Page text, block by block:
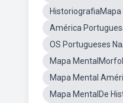
HistoriografiaMapa
América
OS Portugueses
Mapa
Mapa Mental
Mapa MentalDe